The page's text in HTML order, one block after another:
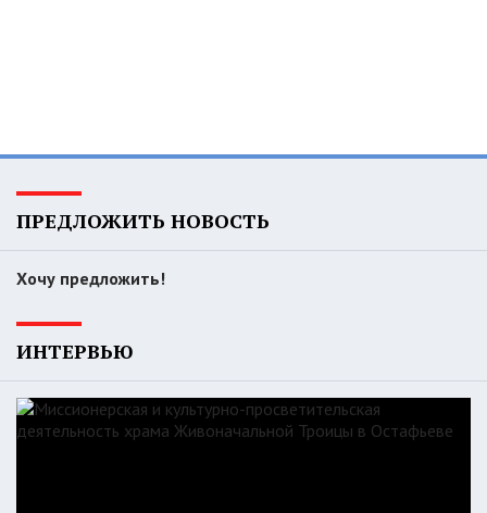
ПРЕДЛОЖИТЬ НОВОСТЬ
Хочу предложить!
ИНТЕРВЬЮ